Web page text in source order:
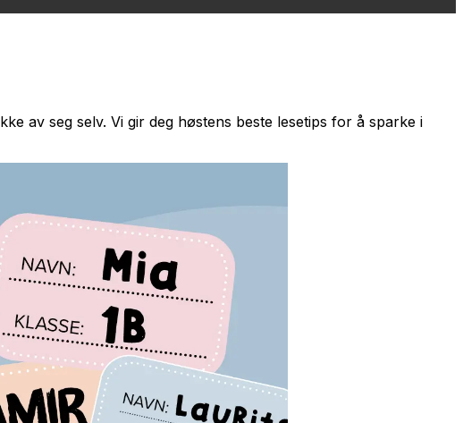
av seg selv. Vi gir deg høstens beste lesetips for å sparke i